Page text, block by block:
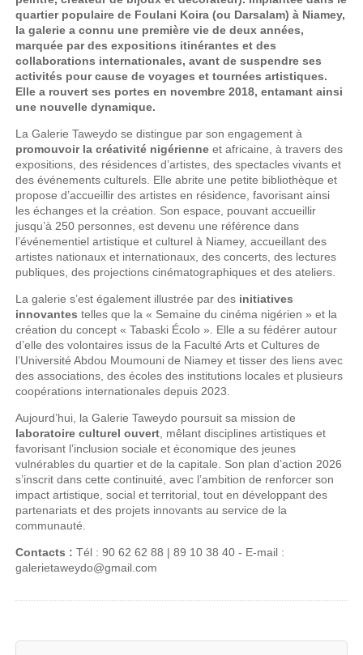
quartier populaire de Foulani Koira (ou Darsalam) à Niamey,
la galerie a connu une première vie de deux années,
marquée par des expositions itinérantes et des
collaborations internationales, avant de suspendre ses
activités pour cause de voyages et tournées artistiques.
Elle a rouvert ses portes en novembre 2018, entamant ainsi
une nouvelle dynamique.
La Galerie Taweydo se distingue par son engagement à
promouvoir la créativité nigérienne et africaine, à travers des
expositions, des résidences d’artistes, des spectacles vivants et
des événements culturels. Elle abrite une petite bibliothèque et
propose d’accueillir des artistes en résidence, favorisant ainsi
les échanges et la création. Son espace, pouvant accueillir
jusqu’à 250 personnes, est devenu une référence dans
l’événementiel artistique et culturel à Niamey, accueillant des
artistes nationaux et internationaux, des concerts, des lectures
publiques, des projections cinématographiques et des ateliers.
La galerie s’est également illustrée par des initiatives
innovantes telles que la « Semaine du cinéma nigérien » et la
création du concept « Tabaski Écolo ». Elle a su fédérer autour
d’elle des volontaires issus de la Faculté Arts et Cultures de
l’Université Abdou Moumouni de Niamey et tisser des liens avec
des associations, des écoles des institutions locales et plusieurs
coopérations internationales depuis 2023.
Aujourd’hui, la Galerie Taweydo poursuit sa mission de
laboratoire culturel ouvert , mêlant disciplines artistiques et
favorisant l’inclusion sociale et économique des jeunes
vulnérables du quartier et de la capitale. Son plan d’action 2026
s’inscrit dans cette continuité, avec l’ambition de renforcer son
impact artistique, social et territorial, tout en développant des
partenariats et des projets innovants au service de la
communauté.
Contacts :Tél : 90 62 62 88 | 89 10 38 40 - E-mail :
galerietaweydo@gmail.com